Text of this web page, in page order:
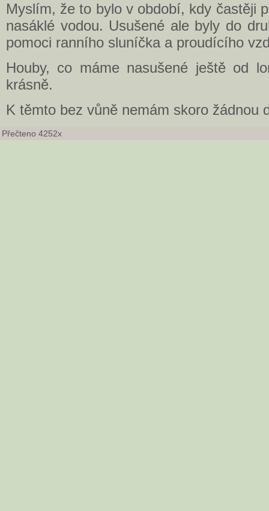
Myslím, že to bylo v období, kdy častěji
nasáklé vodou. Usušené ale byly do
pomoci ranního sluníčka a proudícího
Houby, co máme nasušené ještě od
krásně.
K těmto bez vůně nemám skoro žádnou
Přečteno 4252x